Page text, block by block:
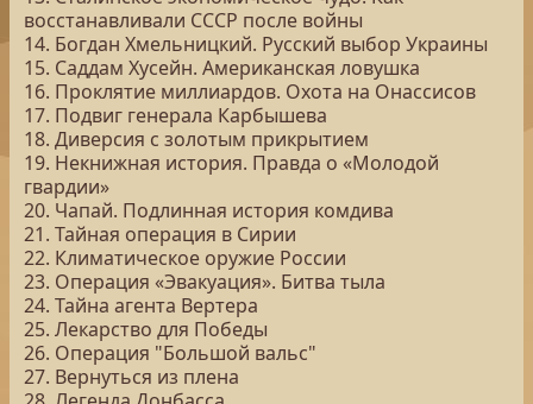
восстанавливали СССР после войны
14. Богдан Хмельницкий. Русский выбор Украины
15. Саддам Хусейн. Американская ловушка
16. Проклятие миллиардов. Охота на Онассисов
17. Подвиг генерала Карбышева
18. Диверсия с золотым прикрытием
19. Некнижная история. Правда о «Молодой
гвардии»
20. Чапай. Подлинная история комдива
21. Тайная операция в Сирии
22. Климатическое оружие России
23. Операция «Эвакуация». Битва тыла
24. Тайна агента Вертера
25. Лекарство для Победы
26. Операция "Большой вальс"
27. Вернуться из плена